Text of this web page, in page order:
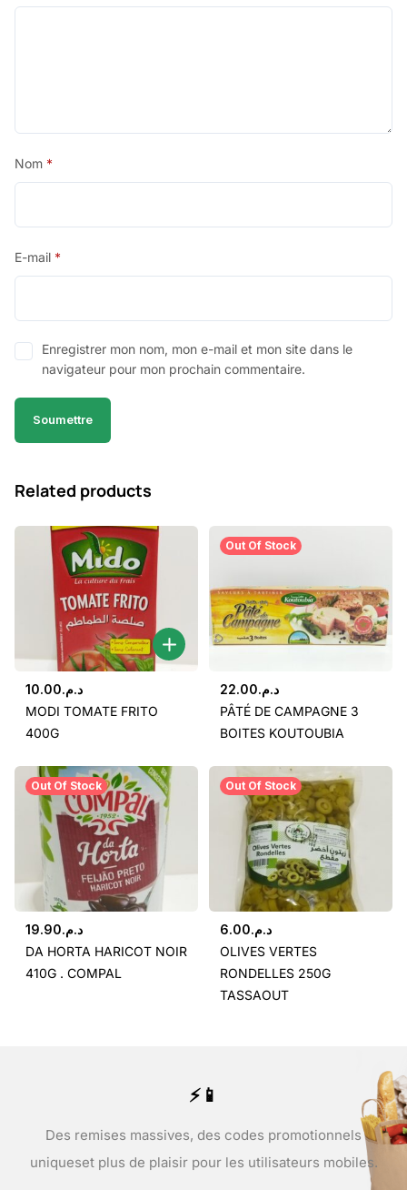
Nom *
E-mail *
Enregistrer mon nom, mon e-mail et mon site dans le
navigateur pour mon prochain commentaire.
Related products
د.م.10.00
MODI TOMATE FRITO
400G
Out Of Stock
د.م.22.00
PÂTÉ DE CAMPAGNE 3
BOITES KOUTOUBIA
Out Of Stock
د.م.19.90
DA HORTA HARICOT NOIR
410G . COMPAL
Out Of Stock
د.م.6.00
OLIVES VERTES
RONDELLES 250G
TASSAOUT
⚡📱
Des remises massives, des codes promotionnels
uniqueset plus de plaisir pour les utilisateurs mobiles.